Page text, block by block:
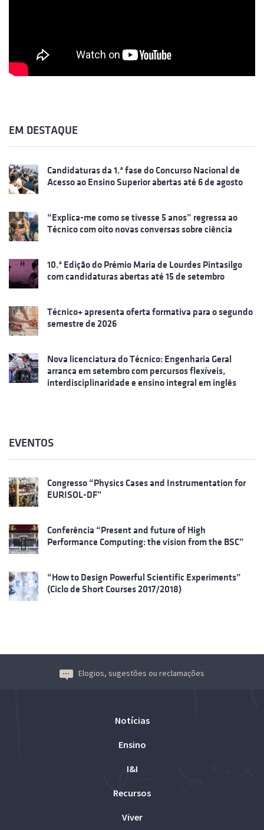
EM DESTAQUE
Candidaturas da 1.ª fase do Concurso Nacional de
Acesso ao Ensino Superior abertas até 6 de agosto
“Explica-me como se tivesse 5 anos” regressa ao
Técnico com oito novas conversas sobre ciência
10.ª Edição do Prémio Maria de Lourdes Pintasilgo
com candidaturas abertas até 15 de setembro
Técnico+ apresenta oferta formativa para o segundo
semestre de 2026
Nova licenciatura do Técnico: Engenharia Geral
arranca em setembro com percursos flexíveis,
interdisciplinaridade e ensino integral em inglês
EVENTOS
Congresso “Physics Cases and Instrumentation for
EURISOL-DF”
Conferência “Present and future of High
Performance Computing: the vision from the BSC”
“How to Design Powerful Scientific Experiments”
(Ciclo de Short Courses 2017/2018)
Elogios, sugestões ou reclamações
Notícias
Ensino
I&I
Recursos
Viver